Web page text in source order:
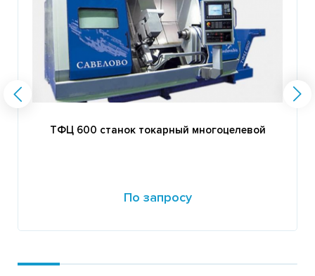
ТФЦ 600 станок токарный многоцелевой
По запросу